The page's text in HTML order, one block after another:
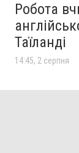
Робота
Таїланді
14:45, 2 серпня